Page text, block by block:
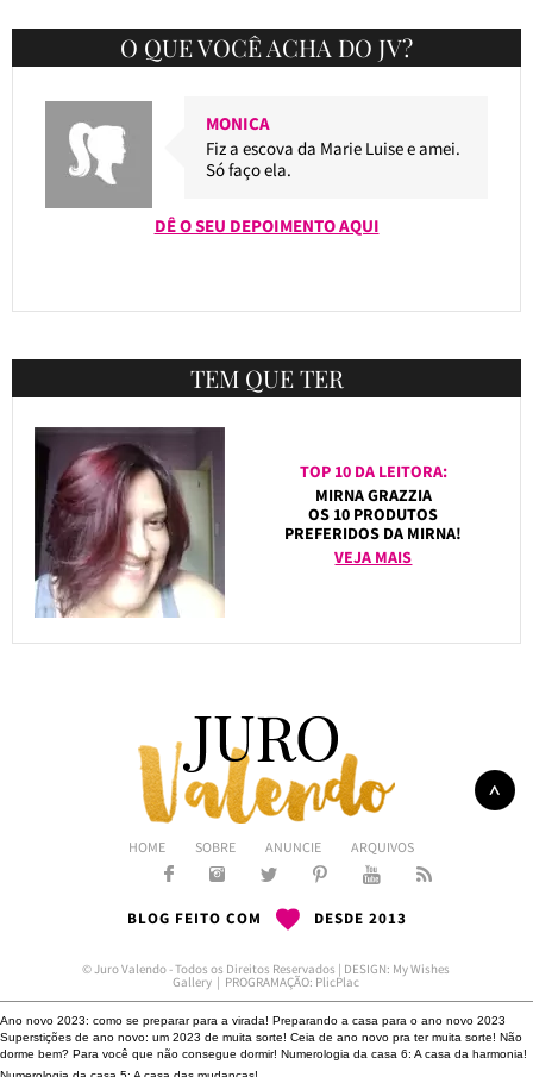
O QUE VOCÊ ACHA DO JV?
MONICA
Fiz a escova da Marie Luise e amei.
Só faço ela.
DÊ O SEU DEPOIMENTO AQUI
TEM QUE TER
TOP 10 DA LEITORA:
MIRNA GRAZZIA
OS 10 PRODUTOS
PREFERIDOS DA MIRNA!
VEJA MAIS
HOME SOBRE ANUNCIE ARQUIVOS
BLOG FEITO COM DESDE 2013
© Juro Valendo - Todos os Direitos Reservados | DESIGN: My Wishes
Gallery | PROGRAMAÇÃO: PlicPlac
Ano novo 2023: como se preparar para a virada! Preparando a casa para o ano novo 2023
Superstições de ano novo: um 2023 de muita sorte! Ceia de ano novo pra ter muita sorte! Não
dorme bem? Para você que não consegue dormir! Numerologia da casa 6: A casa da harmonia!